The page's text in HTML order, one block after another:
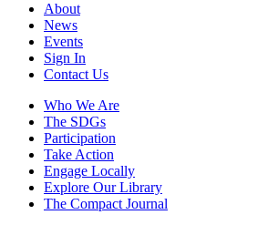
About
News
Events
Sign In
Contact Us
Who We Are
The SDGs
Participation
Take Action
Engage Locally
Explore Our Library
The Compact Journal